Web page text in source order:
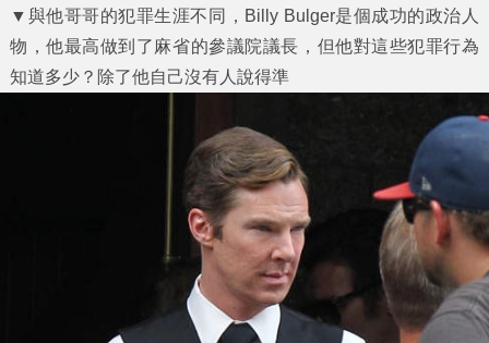
▼與他哥哥的犯罪生涯不同，Billy Bulger是個成功的政治人
物，他最高做到了麻省的參議院議長，但他對這些犯罪行為
知道多少？除了他自己沒有人說得準